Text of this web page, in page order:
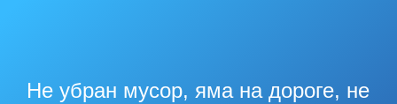
Не убран мусор, яма на дороге, не